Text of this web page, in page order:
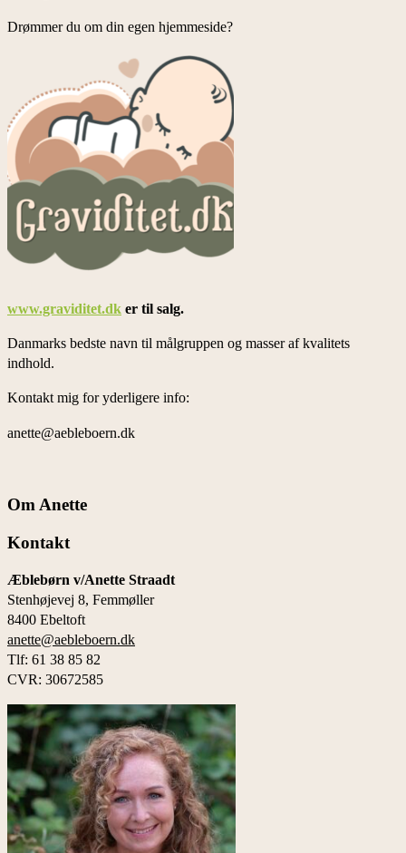
Drømmer du om din egen hjemmeside?
www.graviditet.dk er til salg.
Danmarks bedste navn til målgruppen og masser af kvalitets
indhold.
Kontakt mig for yderligere info:
anette@aebleboern.dk
Om Anette
Kontakt
Æblebørn v/Anette Straadt
Stenhøjevej 8, Femmøller
8400 Ebeltoft
anette@aebleboern.dk
Tlf: 61 38 85 82
CVR: 30672585